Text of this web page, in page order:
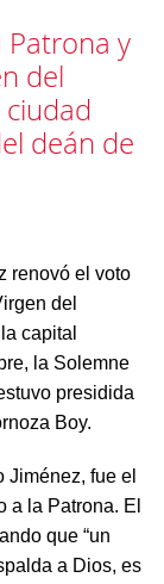
Patrona y
del
ciudad
deán de
renovó el voto
del
capital
la Solemne
presidida
Boy.
fue el
a la Patrona. El
que “un
a Dios, es